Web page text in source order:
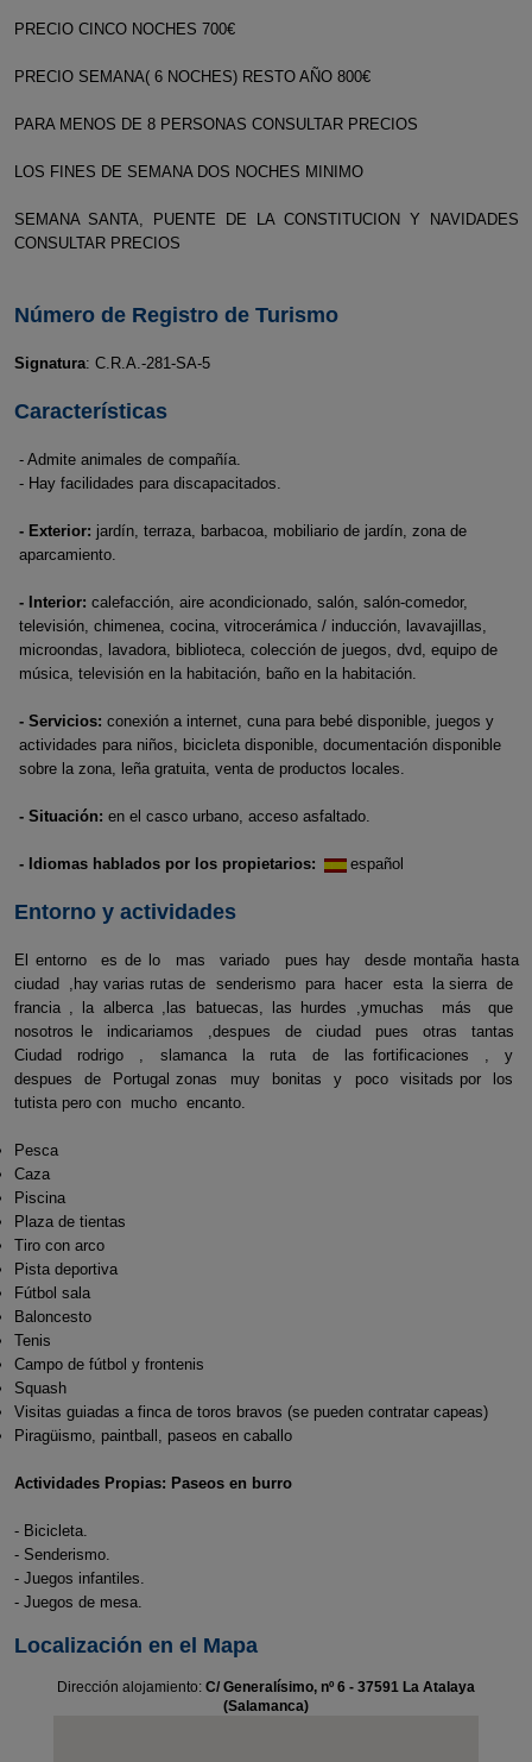
PRECIO CINCO NOCHES 700€
PRECIO SEMANA( 6 NOCHES) RESTO AÑO 800€
PARA MENOS DE 8 PERSONAS CONSULTAR PRECIOS
LOS FINES DE SEMANA DOS NOCHES MINIMO
SEMANA SANTA, PUENTE DE LA CONSTITUCION Y NAVIDADES
CONSULTAR PRECIOS
Número de Registro de Turismo
Signatura: C.R.A.-281-SA-5
Características
- Admite animales de compañía.
- Hay facilidades para discapacitados.
- Exterior: jardín, terraza, barbacoa, mobiliario de jardín, zona de
aparcamiento.
- Interior: calefacción, aire acondicionado, salón, salón-comedor,
televisión, chimenea, cocina, vitrocerámica / inducción, lavavajillas,
microondas, lavadora, biblioteca, colección de juegos, dvd, equipo de
música, televisión en la habitación, baño en la habitación.
- Servicios: conexión a internet, cuna para bebé disponible, juegos y
actividades para niños, bicicleta disponible, documentación disponible
sobre la zona, leña gratuita, venta de productos locales.
- Situación: en el casco urbano, acceso asfaltado.
- Idiomas hablados por los propietarios: español
Entorno y actividades
El entorno es de lo mas variado pues hay desde montaña hasta
ciudad ,hay varias rutas de senderismo para hacer esta la sierra de
francia , la alberca ,las batuecas, las hurdes ,ymuchas más que
nosotros le indicariamos ,despues de ciudad pues otras tantas
Ciudad rodrigo , slamanca la ruta de las fortificaciones , y
despues de Portugal zonas muy bonitas y poco visitads por los
tutista pero con mucho encanto.
Pesca
Caza
Piscina
Plaza de tientas
Tiro con arco
Pista deportiva
Fútbol sala
Baloncesto
Tenis
Campo de fútbol y frontenis
Squash
Visitas guiadas a finca de toros bravos (se pueden contratar capeas)
Piragüismo, paintball, paseos en caballo
Actividades Propias: Paseos en burro
- Bicicleta.
- Senderismo.
- Juegos infantiles.
- Juegos de mesa.
Localización en el Mapa
Dirección alojamiento: C/ Generalísimo, nº 6 - 37591 La Atalaya
(Salamanca)